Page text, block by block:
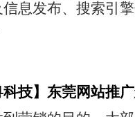
信息发布、搜索引
科技】东莞网站推